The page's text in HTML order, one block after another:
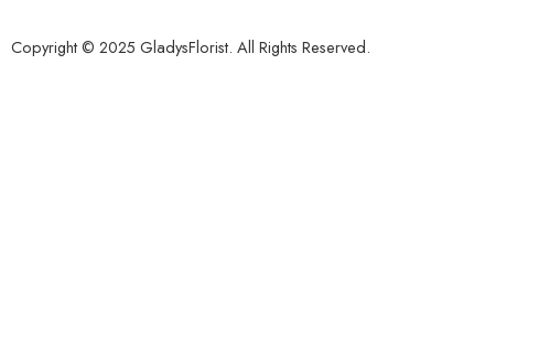
Copyright © 2025 GladysFlorist. All Rights Reserved.